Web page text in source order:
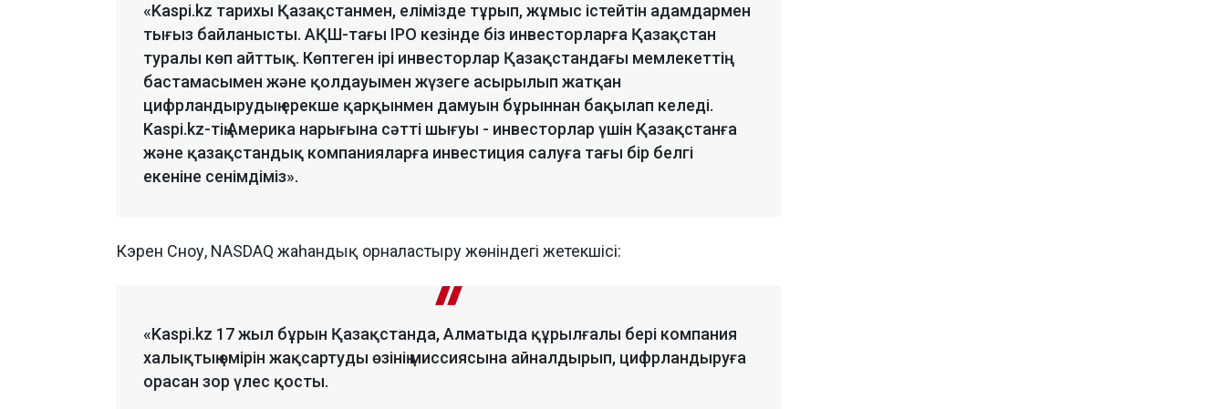
«Kaspi.kz тарихы Қазақстанмен, елімізде тұрып, жұмыс істейтін адамдармен
тығыз байланысты. АҚШ-тағы IPO кезінде біз инвесторларға Қазақстан
туралы көп айттық. Көптеген ірі инвесторлар Қазақстандағы мемлекеттің
бастамасымен және қолдауымен жүзеге асырылып жатқан
цифрландырудың ерекше қарқынмен дамуын бұрыннан бақылап келеді.
Kaspi.kz-тің Америка нарығына сәтті шығуы - инвесторлар үшін Қазақстанға
және қазақстандық компанияларға инвестиция салуға тағы бір белгі
екеніне сенімдіміз».
Кэрен Сноу, NASDAQ жаһандық орналастыру жөніндегі жетекшісі:
«Kaspi.kz 17 жыл бұрын Қазақстанда, Алматыда құрылғалы бері компания
халықтың өмірін жақсартуды өзінің миссиясына айналдырып, цифрландыруға
орасан зор үлес қосты.